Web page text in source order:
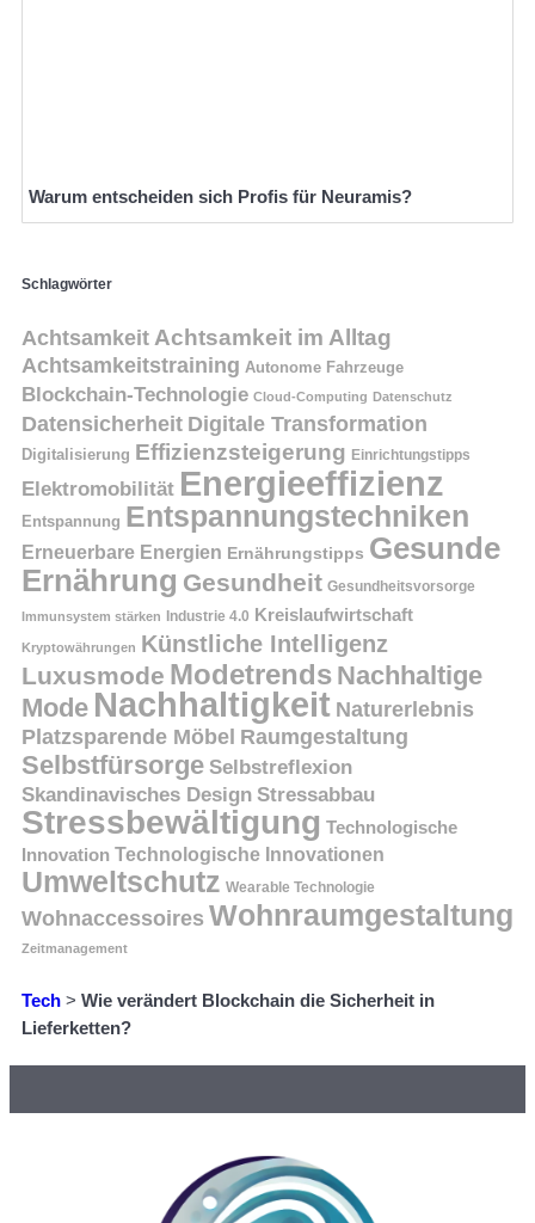
Warum entscheiden sich Profis für Neuramis?
Schlagwörter
AchtsamkeitAchtsamkeit im Alltag
Achtsamkeitstraining Autonome Fahrzeuge
Blockchain-Technologie Cloud-Computing Datenschutz
Datensicherheit Digitale Transformation
Digitalisierung Effizienzsteigerung Einrichtungstipps
Elektromobilität Energieeffizienz
Entspannung Entspannungstechniken
Erneuerbare Energien Ernährungstipps Gesunde
Ernährung Gesundheit Gesundheitsvorsorge
Immunsystem stärken Industrie 4.0 Kreislaufwirtschaft
Kryptowährungen Künstliche Intelligenz
Luxusmode Modetrends Nachhaltige
Mode Nachhaltigkeit Naturerlebnis
Platzsparende Möbel Raumgestaltung
Selbstfürsorge Selbstreflexion
Skandinavisches Design Stressabbau
Stressbewältigung Technologische
Innovation Technologische Innovationen
Umweltschutz Wearable Technologie
Wohnaccessoires Wohnraumgestaltung
Zeitmanagement
Tech > Wie verändert Blockchain die Sicherheit in
Lieferketten?